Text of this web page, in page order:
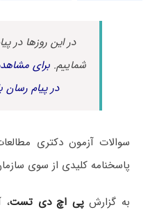
در این روزها در
شماییم.برای
در پیام رسان
پاسخنامه کلیدی از سوی
به گزارشپی اچ دی تست